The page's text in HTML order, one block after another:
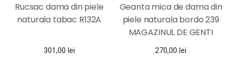
Rucsac dama din piele
naturala tabac R132A
301,00 lei
Geanta mica de dama din
piele naturala bordo 239
MAGAZINUL DE GENTI
270,00lei